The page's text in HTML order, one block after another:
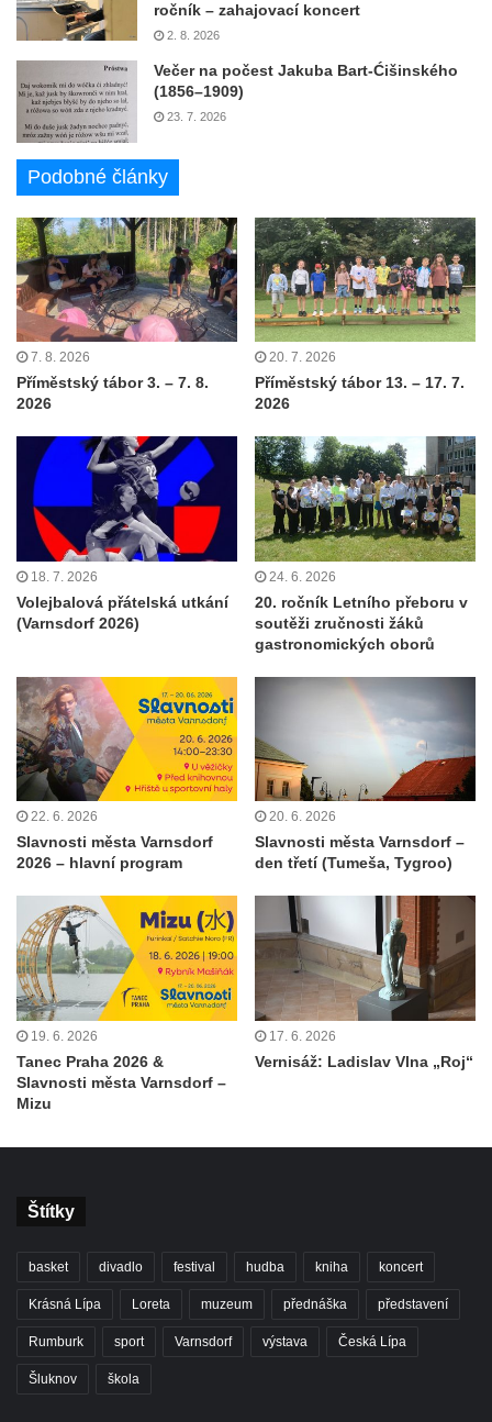
ročník – zahajovací koncert
2. 8. 2026
Večer na počest Jakuba Bart-Ćišinského
(1856–1909)
23. 7. 2026
Podobné články
7. 8. 2026
Příměstský tábor 3. – 7. 8.
2026
20. 7. 2026
Příměstský tábor 13. – 17. 7.
2026
18. 7. 2026
Volejbalová přátelská utkání
(Varnsdorf 2026)
24. 6. 2026
20. ročník Letního přeboru v
soutěži zručnosti žáků
gastronomických oborů
22. 6. 2026
Slavnosti města Varnsdorf
2026 – hlavní program
20. 6. 2026
Slavnosti města Varnsdorf –
den třetí (Tumeša, Tygroo)
19. 6. 2026
Tanec Praha 2026 &
Slavnosti města Varnsdorf –
Mizu
17. 6. 2026
Vernisáž: Ladislav Vlna „Roj“
Štítky
basket divadlo festival hudba kniha koncert
Krásná Lípa Loreta muzeum přednáška představení
Rumburk sport Varnsdorf výstava Česká Lípa
Šluknov škola